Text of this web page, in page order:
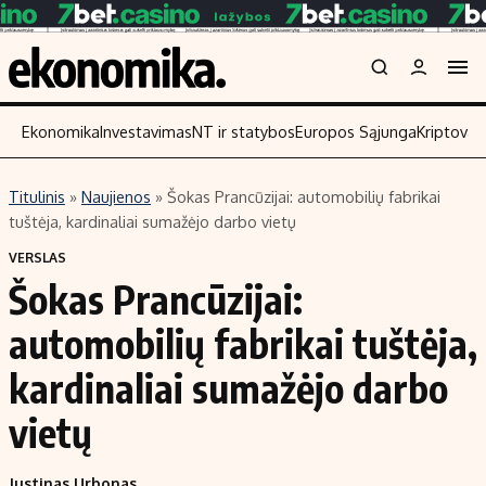
Turinys
Naujienos
Aplinka
Energetika
Ekonomika
Politika
NT ir statybos
Skaitykite
Įmonės
Žemės ūkis
Technologijos
Laisvalaikis
EkonomikaInvestavimasNT ir statybosEuropos Sąjunga
Titulinis » Naujienos » Šokas Prancūzijai: automobilių fabrikai
tuštėja, kardinaliai sumažėjo darbo vietų
VERSLAS
Šokas Prancūzijai:
automobilių fabrikai tuštėja,
kardinaliai sumažėjo darbo
vietų